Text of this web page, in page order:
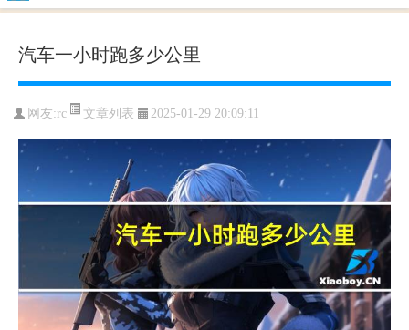
汽车一小时跑多少公里
网友:rc 文章列表 2025-01-29 20:09:11